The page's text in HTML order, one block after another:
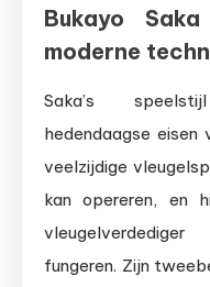
Bukayo
moderne
Saka’s
hedendaagse
veelzijdige
kan opereren, en
fungeren. Zijn